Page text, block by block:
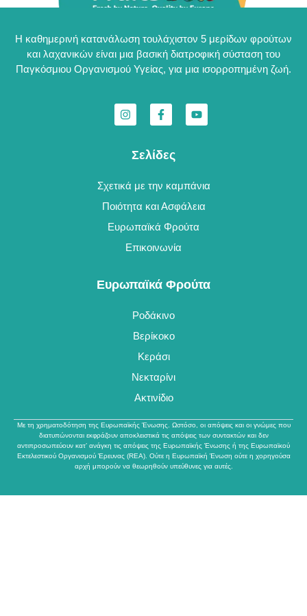
Η καθημερινή κατανάλωση τουλάχιστον 5 μερίδων φρούτων
και λαχανικών είναι μια βασική διατροφική σύσταση του
Παγκόσμιου Οργανισμού Υγείας, για μια ισορροπημένη ζωή.
Σελίδες
Σχετικά με την καμπάνια
Ποιότητα και Ασφάλεια
Ευρωπαϊκά Φρούτα
Επικοινωνία
Ευρωπαϊκά Φρούτα
Ροδάκινο
Βερίκοκο
Κεράσι
Νεκταρίνι
Ακτινίδιο
Με τη χρηματοδότηση της Ευρωπαϊκής Ένωσης. Ωστόσο, οι απόψεις και οι γνώμες που
διατυπώνονται εκφράζουν αποκλειστικά τις απόψεις των συντακτών και δεν
αντιπροσωπεύουν κατ’ ανάγκη τις απόψεις της Ευρωπαϊκής Ένωσης ή της Ευρωπαϊκού
Εκτελεστικού Οργανισμού Έρευνας (REA). Ούτε η Ευρωπαϊκή Ένωση ούτε η χορηγούσα
αρχή μπορούν να θεωρηθούν υπεύθυνες για αυτές.